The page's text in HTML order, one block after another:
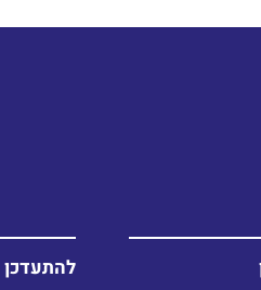
להתעדכן